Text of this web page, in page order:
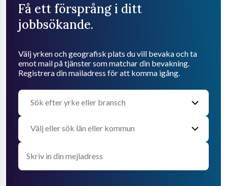
Få ett försprång i ditt
jobbsökande.
Välj yrken och geografisk plats du vill bevaka och ta
emot mail på tjänster som matchar din bevakning.
Registrera din mailadress för att komma igång.